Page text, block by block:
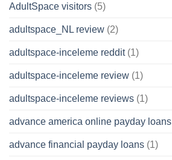
AdultSpace visitors (5)
adultspace_NL review (2)
adultspace-inceleme reddit(1)
adultspace-inceleme review (1)
adultspace-inceleme reviews (1)
advance america online payday loans
advance financial payday loans (1)